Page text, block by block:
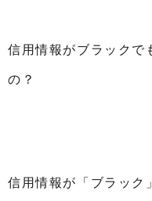
信用情報がブラックで
の？
信用情報が「ブラック